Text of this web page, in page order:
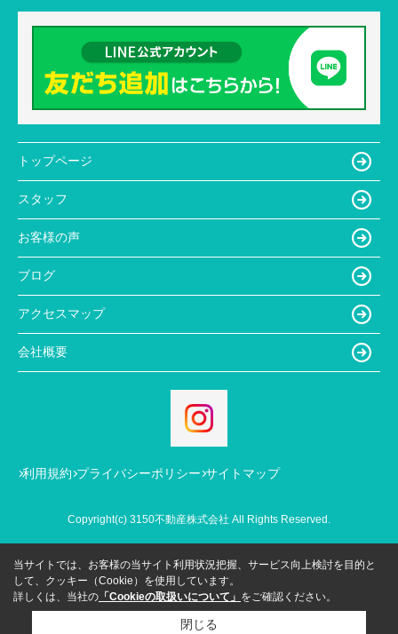
トップページ
スタッフ
お客様の声
ブログ
アクセスマップ
会社概要
利用規約 プライバシーポリシー サイトマップ
Copyright(c) 3150不動産株式会社 All Rights Reserved.
当サイトでは、お客様の当サイト利用状況把握、サービス向上検討を目的と
して、クッキー（Cookie）を使用しています。
詳しくは、当社の 「Cookieの取扱いについて」 をご確認ください。
閉じる